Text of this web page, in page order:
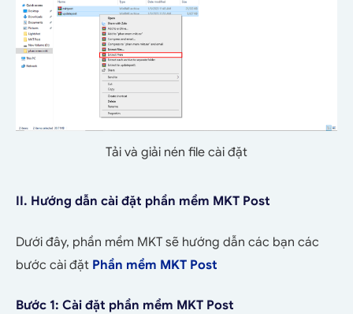
Tải và giải nén file cài đặt
II. Hướng dẫn cài đặt phần mềm MKT Post
Dưới đây, phần mềm MKT sẽ hướng dẫn các bạn các
bước cài đặt Phần mềm MKT Post
Bước 1: Cài đặt phần mềm MKT Post